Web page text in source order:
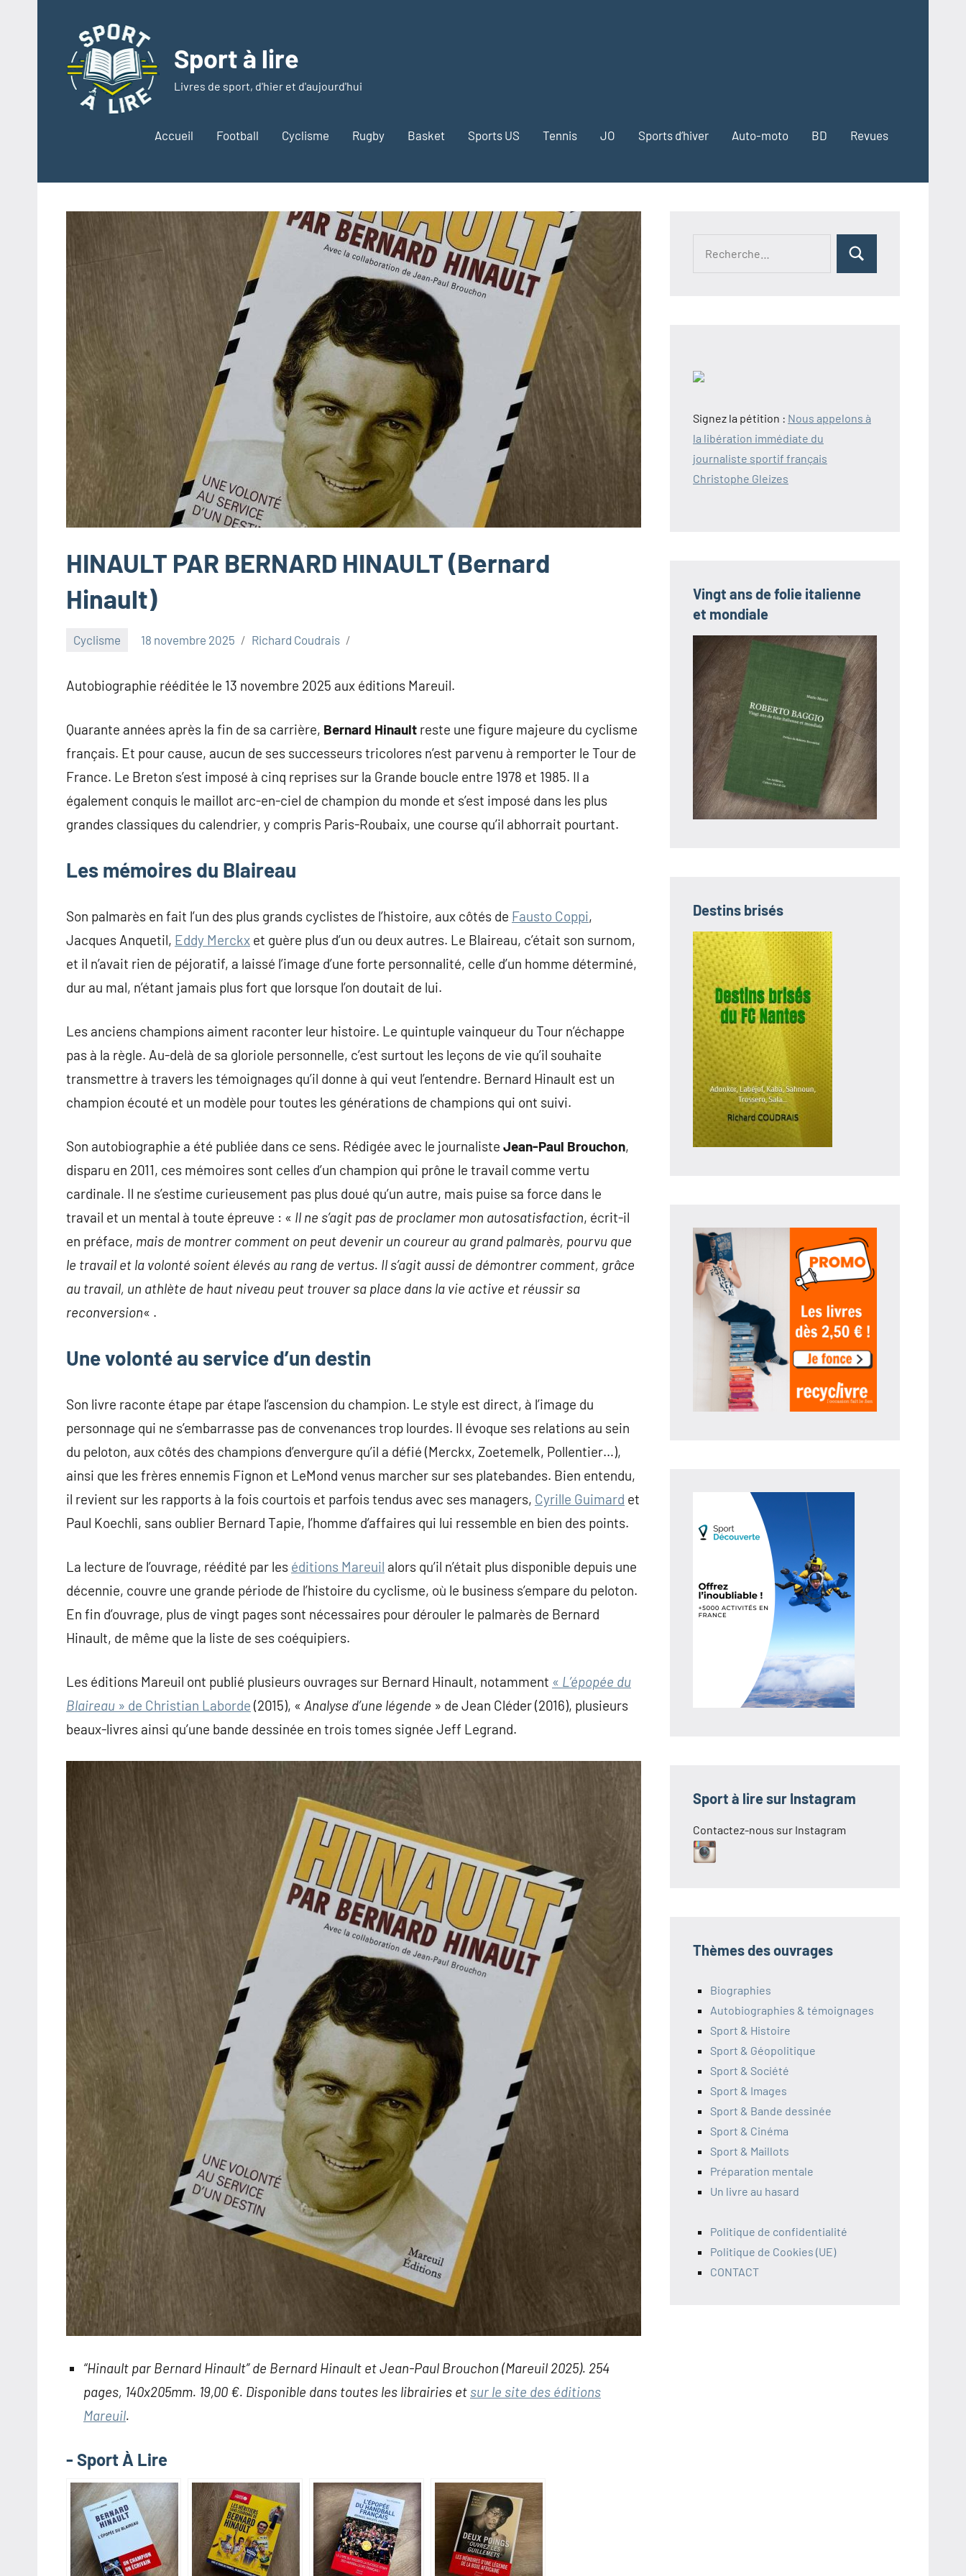
contenu
Sport à lire
Livres de sport, d'hier et d'aujourd'hui
Accueil Football Cyclisme Rugby Basket Sports US Tennis JO Sports d’hiver Auto-moto BD Revues
HINAULT PAR BERNARD HINAULT (Bernard
Hinault)
Cyclisme 18 novembre 2025 Richard Coudrais
Autobiographie rééditée le 13 novembre 2025 aux éditions Mareuil.
Quarante années après la fin de sa carrière, Bernard Hinault reste une figure majeure du cyclisme
français. Et pour cause, aucun de ses successeurs tricolores n’est parvenu à remporter le Tour de
France. Le Breton s’est imposé à cinq reprises sur la Grande boucle entre 1978 et 1985. Il a
également conquis le maillot arc-en-ciel de champion du monde et s’est imposé dans les plus
grandes classiques du calendrier, y compris Paris-Roubaix, une course qu’il abhorrait pourtant.
Les mémoires du Blaireau
Son palmarès en fait l’un des plus grands cyclistes de l’histoire, aux côtés de Fausto Coppi,
Jacques Anquetil, Eddy Merckx et guère plus d’un ou deux autres. Le Blaireau, c’était son surnom,
et il n’avait rien de péjoratif, a laissé l’image d’une forte personnalité, celle d’un homme déterminé,
dur au mal, n’étant jamais plus fort que lorsque l’on doutait de lui.
Les anciens champions aiment raconter leur histoire. Le quintuple vainqueur du Tour n’échappe
pas à la règle. Au-delà de sa gloriole personnelle, c’est surtout les leçons de vie qu’il souhaite
transmettre à travers les témoignages qu’il donne à qui veut l’entendre. Bernard Hinault est un
champion écouté et un modèle pour toutes les générations de champions qui ont suivi.
Son autobiographie a été publiée dans ce sens. Rédigée avec le journaliste Jean-Paul Brouchon,
disparu en 2011, ces mémoires sont celles d’un champion qui prône le travail comme vertu
cardinale. Il ne s’estime curieusement pas plus doué qu’un autre, mais puise sa force dans le
travail et un mental à toute épreuve : « Il ne s’agit pas de proclamer mon autosatisfaction, écrit-il
en préface, mais de montrer comment on peut devenir un coureur au grand palmarès, pourvu que
le travail et la volonté soient élevés au rang de vertus. Il s’agit aussi de démontrer comment, grâce
au travail, un athlète de haut niveau peut trouver sa place dans la vie active et réussir sa
reconversion« .
Une volonté au service d’un destin
Son livre raconte étape par étape l’ascension du champion. Le style est direct, à l’image du
personnage qui ne s’embarrasse pas de convenances trop lourdes. Il évoque ses relations au sein
du peloton, aux côtés des champions d’envergure qu’il a défié (Merckx, Zoetemelk, Pollentier…),
ainsi que les frères ennemis Fignon et LeMond venus marcher sur ses platebandes. Bien entendu,
il revient sur les rapports à la fois courtois et parfois tendus avec ses managers, Cyrille Guimard et
Paul Koechli, sans oublier Bernard Tapie, l’homme d’affaires qui lui ressemble en bien des points.
La lecture de l’ouvrage, réédité par les éditions Mareuil alors qu’il n’était plus disponible depuis une
décennie, couvre une grande période de l’histoire du cyclisme, où le business s’empare du peloton.
En fin d’ouvrage, plus de vingt pages sont nécessaires pour dérouler le palmarès de Bernard
Hinault, de même que la liste de ses coéquipiers.
Les éditions Mareuil ont publié plusieurs ouvrages sur Bernard Hinault, notamment « L’épopée du
Blaireau » de Christian Laborde (2015), « Analyse d’une légende » de Jean Cléder (2016), plusieurs
beaux-livres ainsi qu’une bande dessinée en trois tomes signée Jeff Legrand.
“Hinault par Bernard Hinault” de Bernard Hinault et Jean-Paul Brouchon (Mareuil 2025). 254
pages, 140x205mm. 19,00 €. Disponible dans toutes les librairies et sur le site des éditions
Mareuil.
- Sport À Lire
Rechercher
Signez la pétition : Nous appelons à
la libération immédiate du
journaliste sportif français
Christophe Gleizes
Vingt ans de folie italienne
et mondiale
Destins brisés
Sport à lire sur Instagram
Contactez-nous sur Instagram
Thèmes des ouvrages
Biographies
Autobiographies & témoignages
Sport & Histoire
Sport & Géopolitique
Sport & Société
Sport & Images
Sport & Bande dessinée
Sport & Cinéma
Sport & Maillots
Préparation mentale
Un livre au hasard
Politique de confidentialité
Politique de Cookies (UE)
CONTACT